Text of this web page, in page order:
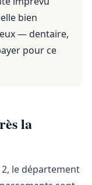
bien
— dentaire,
pour ce
la
le département